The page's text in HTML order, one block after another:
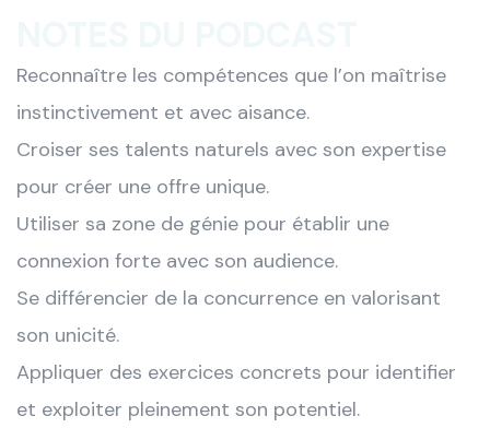
Reconnaître les compétences que l’on maîtrise
instinctivement et avec aisance.
Croiser ses talents naturels avec son expertise
pour créer une offre unique.
Utiliser sa zone de génie pour établir une
connexion forte avec son audience.
Se différencier de la concurrence en valorisant
son unicité.
Appliquer des exercices concrets pour identifier
et exploiter pleinement son potentiel.